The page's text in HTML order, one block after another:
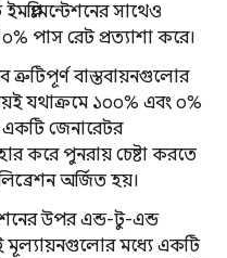
সাথেও
পাস রেট প্রত্যাশা করে।
ত্রুটিপূর্ণ বাস্তবায়নগুলোর
যথাক্রমে ১০০% এবং ০%
একটি জেনারেটর
করে পুনরায় চেষ্টা করতে
অর্জিত হয়।
উপর এন্ড-টু-এন্ড
মূল্যায়নগুলোর মধ্যে একটি